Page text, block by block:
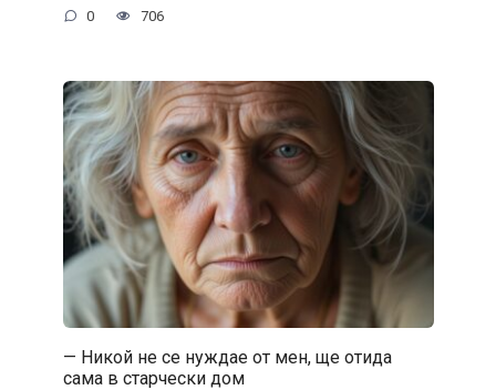
0 706
— Никой не се нуждае от мен, ще отида
сама в старчески дом